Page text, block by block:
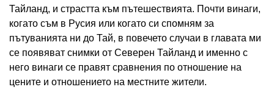
Тайланд, и страстта към пътешествията. Почти винаги,
когато съм в Русия или когато си спомням за
пътуванията ни до Тай, в повечето случаи в главата ми
се появяват снимки от Северен Тайланд и именно с
него винаги се правят сравнения по отношение на
цените и отношението на местните жители.